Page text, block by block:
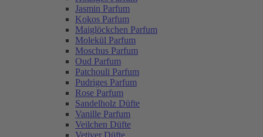
Jasmin Parfum
Kokos Parfum
Maiglöckchen Parfum
Molekül Parfum
Moschus Parfum
Oud Parfum
Patchouli Parfum
Pudriges Parfum
Rose Parfum
Sandelholz Düfte
Vanille Parfum
Veilchen Düfte
Vetiver Düfte